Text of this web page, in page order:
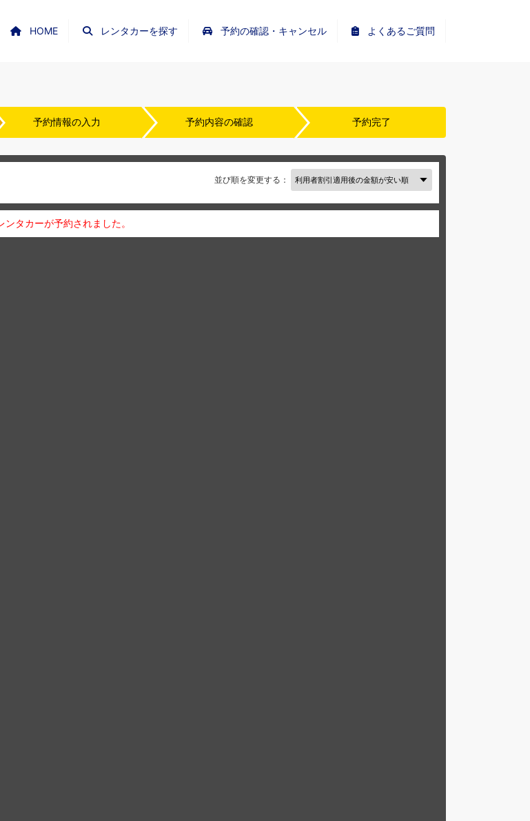
よくあるご質問
予約の確認・キャンセル
レンタカーを探す
HOME
予約情報の入力 予約内容の確認 予約完了
並び順を変更する：
タカーが予約されました。